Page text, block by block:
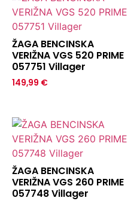
ŽAGA BENCINSKA
VERIŽNA VGS 520 PRIME
057751 Villager
149,99 €
ŽAGA BENCINSKA
VERIŽNA VGS 260 PRIME
057748 Villager